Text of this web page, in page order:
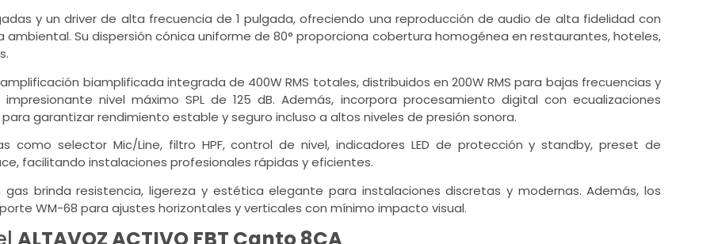
y un driver de alta frecuencia de 1 pulgada, ofreciendo una reproducción de audio de alta fidelidad con
Su dispersión cónica uniforme de 80° proporciona cobertura homogénea en restaurantes, hoteles,
biamplificada integrada de 400W RMS totales, distribuidos en 200W RMS para bajas frecuencias y
nivel máximo SPL de 125 dB. Además, incorpora procesamiento digital con ecualizaciones
garantizar rendimiento estable y seguro incluso a altos niveles de presión sonora.
como selector Mic/Line, filtro HPF, control de nivel, indicadores LED de protección y standby, preset de
facilitando instalaciones profesionales rápidas y eficientes.
brinda resistencia, ligereza y estética elegante para instalaciones discretas y modernas. Además, los
WM-68 para ajustes horizontales y verticales con mínimo impacto visual.